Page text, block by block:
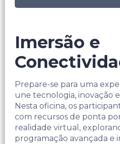
Imersão e
Prepare-se para uma
une tecnologia, inovação
Nesta oficina, os
com recursos de ponta
realidade virtual,
programação avançada e